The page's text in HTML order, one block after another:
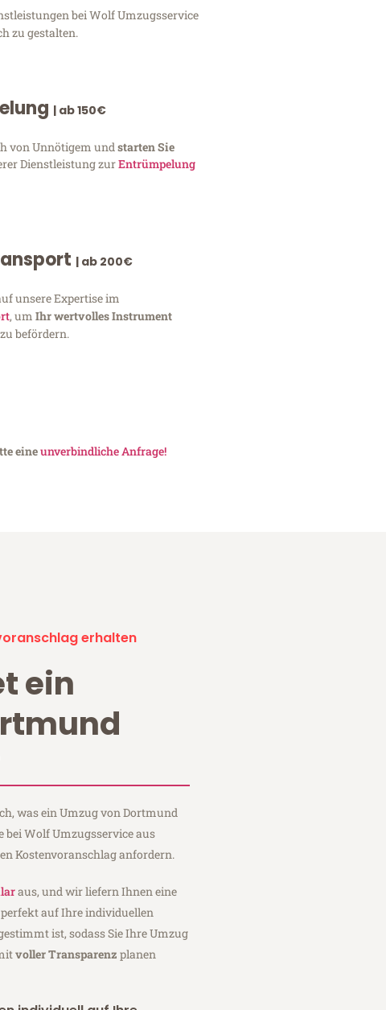
bei Wolf Umzugsservice
zu gestalten.
| ab 150€
von Unnötigem undstarten Sie
Dienstleistung zurEntrümpelung
| ab 200€
unsere Expertise im
, um Ihr wertvolles Instrument
befördern.
eineunverbindliche Anfrage!
erhalten
ein
was ein Umzug von Dortmund
bei Wolf Umzugsservice aus
Kostenvoranschlag anfordern.
aus, und wir liefern Ihnen eine
perfekt auf Ihre individuellen
ist, sodass Sie Ihre Umzug
voller Transparenz planen